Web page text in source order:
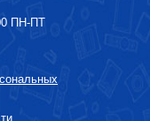
ПН-ПТ